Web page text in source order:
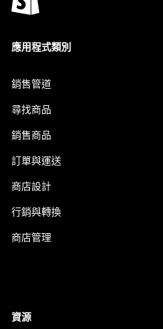
應用程式類別
銷售管道
尋找商品
銷售商品
訂單與運送
商店設計
行銷與轉換
商店管理
資源